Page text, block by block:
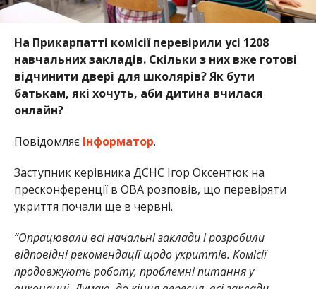
На Прикарпатті комісії перевірили усі 1208
навчальних закладів. Скільки з них вже готові
відчинити двері для школярів? Як бути
батькам, які хочуть, аби дитина вчилася
онлайн?
Повідомляє Інформатор.
Заступник керівника ДСНС Ігор Оксентюк на
пресконференції в ОВА розповів, що перевіряти
укриття почали ще в червні.
“Опрацювали всі начальні заклади і розробили
відповідні рекомендації щодо укриттів. Комісії
продовжують роботу, проблемні питання у